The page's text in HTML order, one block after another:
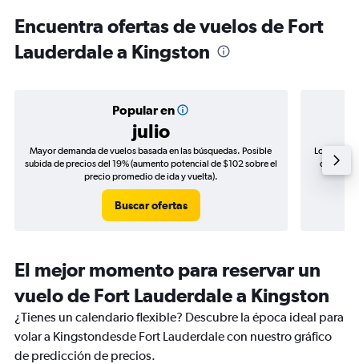
Encuentra ofertas de vuelos de Fort
Lauderdale a Kingston
Popular en
julio
Mayor demanda de vuelos basada en las búsquedas. Posible
subida de precios del 19% (aumento potencial de $102 sobre el
precio promedio de ida y vuelta).
Buscar ofertas
Los
de
El mejor momento para reservar un
vuelo de Fort Lauderdale a Kingston
¿Tienes un calendario flexible? Descubre la época ideal para
volar a Kingstondesde Fort Lauderdale con nuestro gráfico
de predicción de precios.